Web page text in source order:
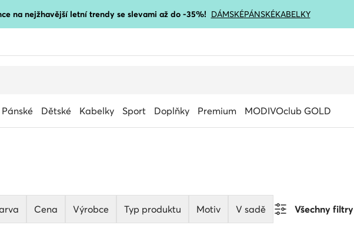
na nejžhavější letní trendy se slevami až do -35%! DÁMSKÉPÁNSKÉKABELKY
Pánské Dětské Kabelky Sport Doplňky Premium MODIVOclub GOLD
Cena Výrobce Typ produktu Motiv V sadě Všechny filtry